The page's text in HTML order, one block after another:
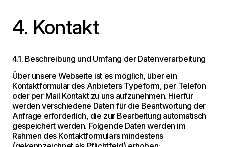
4. Kontakt
4.1. Beschreibung und Umfang der Datenverarbeitung
Über unsere Webseite ist es möglich, über ein
Kontaktformular des Anbieters Typeform, per Telefon
oder per Mail Kontakt zu uns aufzunehmen. Hierfür
werden verschiedene Daten für die Beantwortung der
Anfrage erforderlich, die zur Bearbeitung automatisch
gespeichert werden. Folgende Daten werden im
Rahmen des Kontaktformulars mindestens